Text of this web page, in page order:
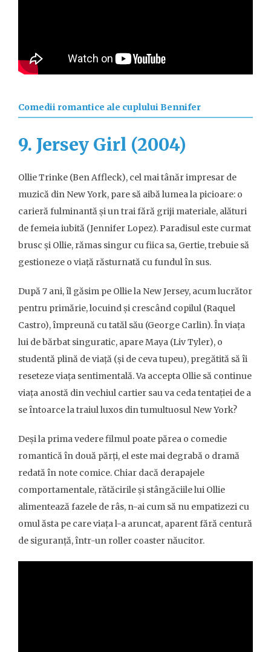
Comedii romantice ale cuplului Bennifer
9. Jersey Girl (2004)
Ollie Trinke (Ben Affleck), cel mai tânăr impresar de
muzică din New York, pare să aibă lumea la picioare: o
carieră fulminantă și un trai fără griji materiale, alături
de femeia iubită (Jennifer Lopez). Paradisul este curmat
brusc și Ollie, rămas singur cu fiica sa, Gertie, trebuie să
gestioneze o viață răsturnată cu fundul în sus.
După 7 ani, îl găsim pe Ollie la New Jersey, acum lucrător
pentru primărie, locuind și crescând copilul (Raquel
Castro), împreună cu tatăl său (George Carlin). În viața
lui de bărbat singuratic, apare Maya (Liv Tyler), o
studentă plină de viață (și de ceva tupeu), pregătită să îi
reseteze viața sentimentală. Va accepta Ollie să continue
viața anostă din vechiul cartier sau va ceda tentației de a
se întoarce la traiul luxos din tumultuosul New York?
Deși la prima vedere filmul poate părea o comedie
romantică în două părți, el este mai degrabă o dramă
redată în note comice. Chiar dacă derapajele
comportamentale, rătăcirile și stângăciile lui Ollie
alimentează fazele de râs, n-ai cum să nu empatizezi cu
omul ăsta pe care viața l-a aruncat, aparent fără centură
de siguranță, într-un roller coaster năucitor.